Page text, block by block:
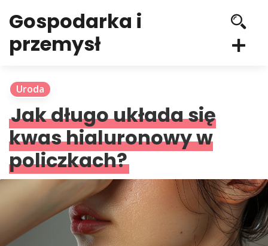
Gospodarka i
przemysł
Uroda
Jak długo układa się
kwas hialuronowy w
policzkach?